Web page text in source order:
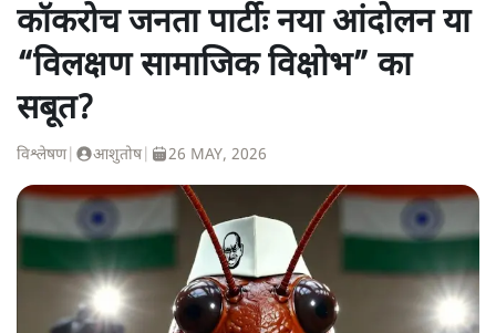
कॉकरोच जनता पार्टीः नया आंदोलन या
“विलक्षण सामाजिक विक्षोभ” का
सबूत?
विश्लेषण| आशुतोष| 26 MAY, 2026